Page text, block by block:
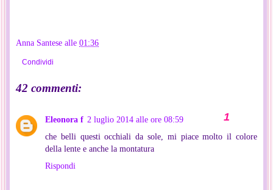
Anna Santese alle 01:36
Condividi
42 commenti:
Eleonora f 2 luglio 2014 alle ore 08:59
che belli questi occhiali da sole, mi piace molto il colore
della lente e anche la montatura
Rispondi